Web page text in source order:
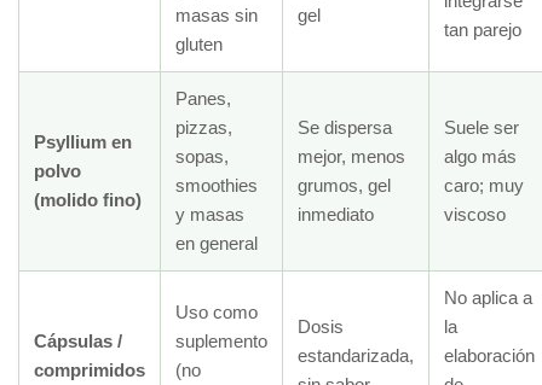
masas sin
gluten
gel
tan parejo
Psyllium en
polvo
(molido fino)
Panes,
pizzas,
sopas,
smoothies
y masas
en general
Se dispersa
mejor, menos
grumos, gel
inmediato
Suele ser
algo más
caro; muy
viscoso
Cápsulas /
comprimidos
Uso como
suplemento
(no
Dosis
estandarizada,
No aplica a
la
elaboración